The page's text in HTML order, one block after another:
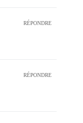
RÉPONDRE
RÉPONDRE